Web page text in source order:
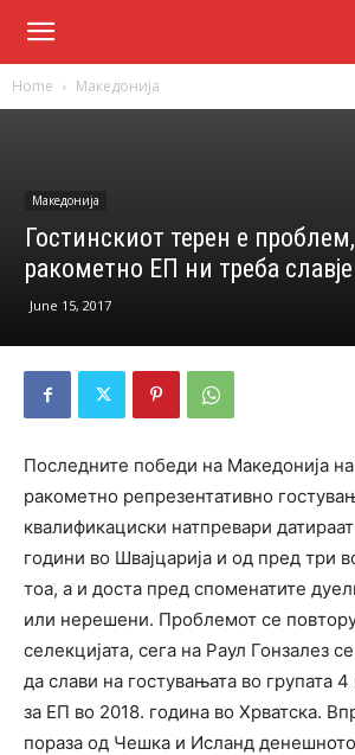
Home Македонија
Македонија
Гостинскиот терен е
ракометно ЕП ни треба
June 15, 2017
Последните победи на Македонија
ракометно репрезентативно
квалификациски натпревари
години во Швајцарија и од пред три
тоа, а и доста пред споменатите
или нерешени. Проблемот се
селекцијата, сега на Раул Гонзалез
да слави на гостувањата во групата
за ЕП во 2018. година во Хрватска.
пораза од Чешка и Исланд денешното